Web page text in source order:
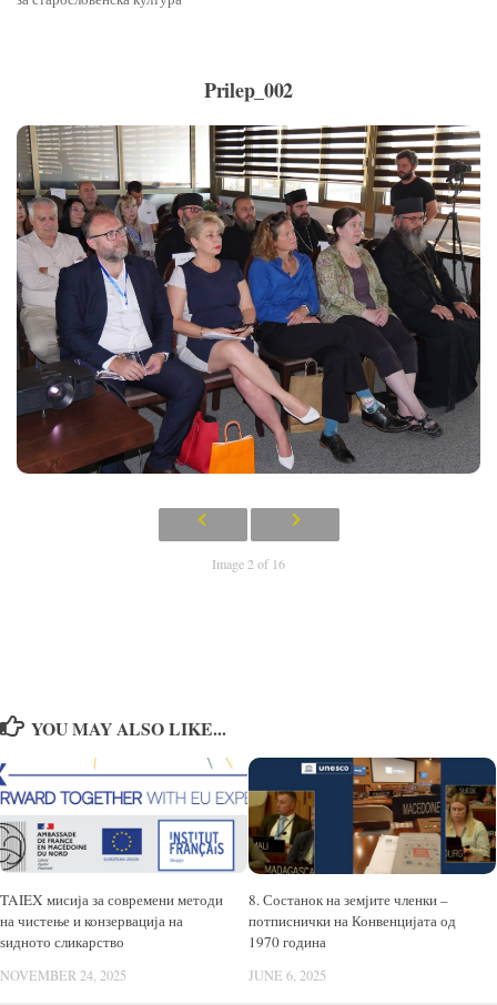
Prilep_002
Image 2 of 16
YOU MAY ALSO LIKE...
TAIEX мисија за современи методи
на чистење и конзервација на
ѕидното сликарство
NOVEMBER 24, 2025
8. Состанок на земјите членки –
потписнички на Конвенцијата од
1970 година
JUNE 6, 2025